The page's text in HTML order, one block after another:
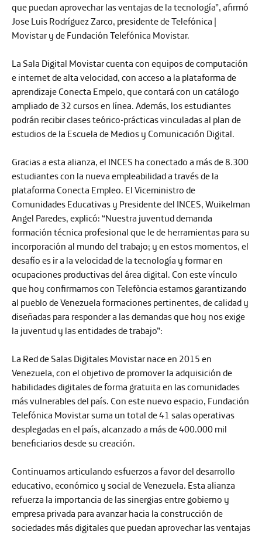
que puedan aprovechar las ventajas de la tecnología”, afirmó
Jose Luis Rodríguez Zarco, presidente de Telefónica |
Movistar y de Fundación Telefónica Movistar.
La Sala Digital Movistar cuenta con equipos de computación
e internet de alta velocidad, con acceso a la plataforma de
aprendizaje Conecta Empelo, que contará con un catálogo
ampliado de 32 cursos en línea. Además, los estudiantes
podrán recibir clases teórico-prácticas vinculadas al plan de
estudios de la Escuela de Medios y Comunicación Digital.
Gracias a esta alianza, el INCES ha conectado a más de 8.300
estudiantes con la nueva empleabilidad a través de la
plataforma Conecta Empleo. El Viceministro de
Comunidades Educativas y Presidente del INCES, Wuikelman
Angel Paredes, explicó: “Nuestra juventud demanda
formación técnica profesional que le de herramientas para su
incorporación al mundo del trabajo; y en estos momentos, el
desafío es ir a la velocidad de la tecnología y formar en
ocupaciones productivas del área digital. Con este vínculo
que hoy confirmamos con Telefòncia estamos garantizando
al pueblo de Venezuela formaciones pertinentes, de calidad y
diseñadas para responder a las demandas que hoy nos exige
la juventud y las entidades de trabajo”:
La Red de Salas Digitales Movistar nace en 2015 en
Venezuela, con el objetivo de promover la adquisición de
habilidades digitales de forma gratuita en las comunidades
más vulnerables del país. Con este nuevo espacio, Fundación
Telefónica Movistar suma un total de 41 salas operativas
desplegadas en el país, alcanzado a más de 400.000 mil
beneficiarios desde su creación.
Continuamos articulando esfuerzos a favor del desarrollo
educativo, económico y social de Venezuela. Esta alianza
refuerza la importancia de las sinergias entre gobierno y
empresa privada para avanzar hacia la construcción de
sociedades más digitales que puedan aprovechar las ventajas